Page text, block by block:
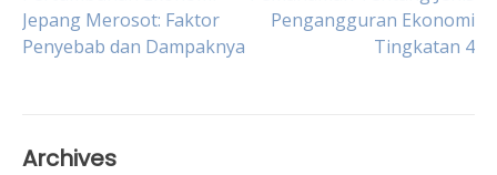
navigation
Jepang Merosot: Faktor
Penyebab dan Dampaknya
Pengangguran Ekonomi
Tingkatan 4
Archives